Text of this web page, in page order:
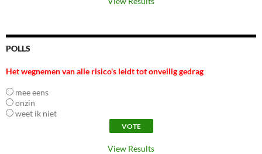
POLLS
Het wegnemen van alle risico's leidt tot onveilig gedrag
mee eens
onzin
weet ik niet
View Results